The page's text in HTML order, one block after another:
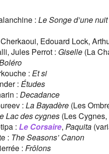
: Le Songe d’une nuit
Edouard Lock,
Jules Perrot : Giselle (La
: Et si
: Études
: Decadance
: La Bayadère (Les
Lac des cygnes (Les
: Le Corsaire, Paquita
: The Seasons’ Canon
: Frôlons